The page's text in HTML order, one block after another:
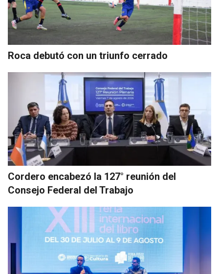
Roca debutó con un triunfo cerrado
Cordero encabezó la 127° reunión del
Consejo Federal del Trabajo